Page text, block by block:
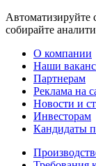
Автоматизируйте
собирайте
О компании
Наши
Партнерам
Реклама на
Новости и
Инвесторам
Кандидаты